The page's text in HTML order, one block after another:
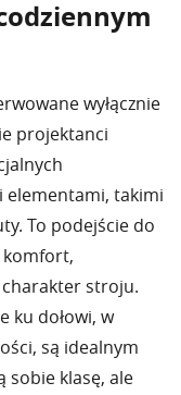
wyłącznie
projektanci
elementami, takimi
To podejście do
komfort,
charakter stroju.
ku dołowi, w
są idealnym
sobie klasę, ale